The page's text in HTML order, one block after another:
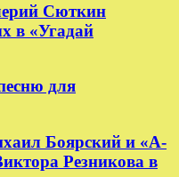
Сюткин
в «Угадай
для
Боярский и «А-
Резникова в